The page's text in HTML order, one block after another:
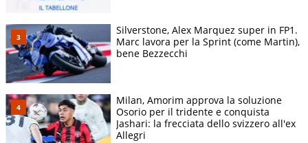
Silverstone, Alex Marquez super in FP1.
Marc lavora per la Sprint (come Martin),
bene Bezzecchi
Milan, Amorim approva la soluzione
Osorio per il tridente e conquista
Jashari: la frecciata dello svizzero all'ex
Allegri